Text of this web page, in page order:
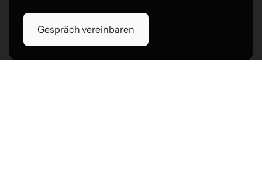
Gespräch vereinbaren